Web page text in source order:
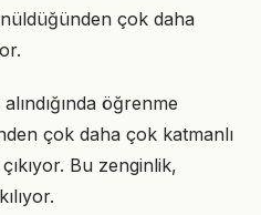
çok daha
öğrenme
çok daha çok katmanlı
Bu zenginlik,